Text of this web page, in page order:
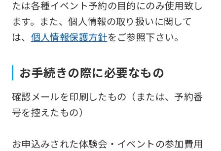
たは各種イベント予約の目的にのみ使用致し
ます。また、個人情報の取り扱いに関して
は、 個人情報保護方針をご参照下さい。
お手続きの際に必要なもの
確認メールを印刷したもの（または、予約番
号を控えたもの）
お申込みされた体験会・イベントの参加費用
version
of
this
will
be
so